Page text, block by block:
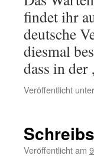
findet ihr
deutsche
diesmal
dass in
Veröffentlicht unter
Veröffentlicht am